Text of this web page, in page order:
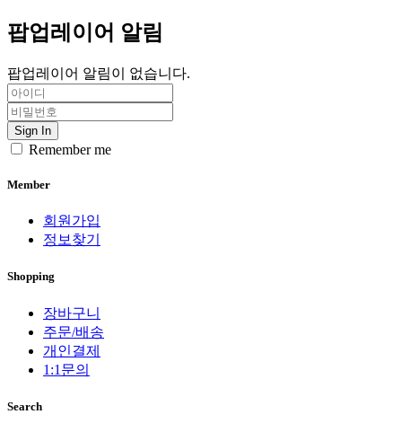
팝업레이어 알림
팝업레이어 알림이 없습니다.
Sign In
Remember me
Member
회원가입
정보찾기
Shopping
장바구니
주문/배송
개인결제
1:1문의
Search